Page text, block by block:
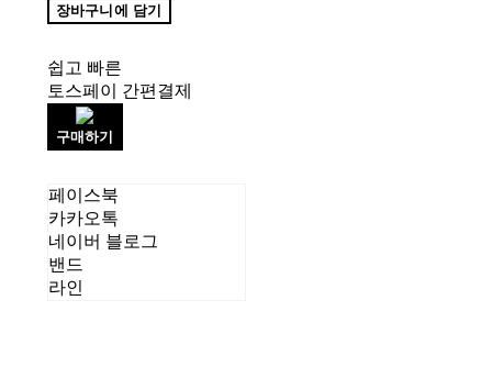
장바구니에 담기
쉽고 빠른
토스페이 간편결제
구매하기
페이스북
카카오톡
네이버 블로그
밴드
라인